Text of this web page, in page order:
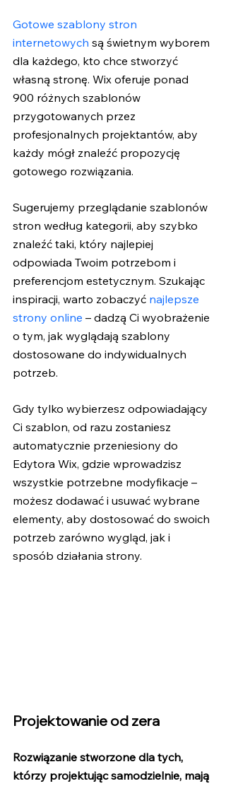
Gotowe szablony stron
internetowych są świetnym wyborem
dla każdego, kto chce stworzyć
własną stronę. Wix oferuje ponad
900 różnych szablonów
przygotowanych przez
profesjonalnych projektantów, aby
każdy mógł znaleźć propozycję
gotowego rozwiązania.
Sugerujemy przeglądanie szablonów
stron według kategorii, aby szybko
znaleźć taki, który najlepiej
odpowiada Twoim potrzebom i
preferencjom estetycznym. Szukając
inspiracji, warto zobaczyć najlepsze
strony online – dadzą Ci wyobrażenie
o tym, jak wyglądają szablony
dostosowane do indywidualnych
potrzeb.
Gdy tylko wybierzesz odpowiadający
Ci szablon, od razu zostaniesz
automatycznie przeniesiony do
Edytora Wix, gdzie wprowadzisz
wszystkie potrzebne modyfikacje –
możesz dodawać i usuwać wybrane
elementy, aby dostosować do swoich
potrzeb zarówno wygląd, jak i
sposób działania strony.
Projektowanie od zera
Rozwiązanie stworzone dla tych,
którzy projektując samodzielnie, mają